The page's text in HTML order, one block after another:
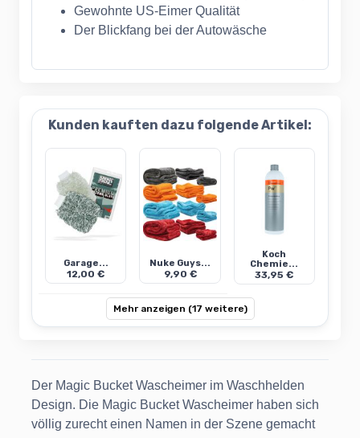
Gewohnte US-Eimer Qualität
Der Blickfang bei der Autowäsche
Kunden kauften dazu folgende Artikel:
Garage...
12,00 €
Nuke Guys...
9,90 €
Koch
Chemie...
33,95 €
Mehr anzeigen (17 weitere)
Der Magic Bucket Wascheimer im Waschhelden
Design. Die Magic Bucket Wascheimer haben sich
völlig zurecht einen Namen in der Szene gemacht